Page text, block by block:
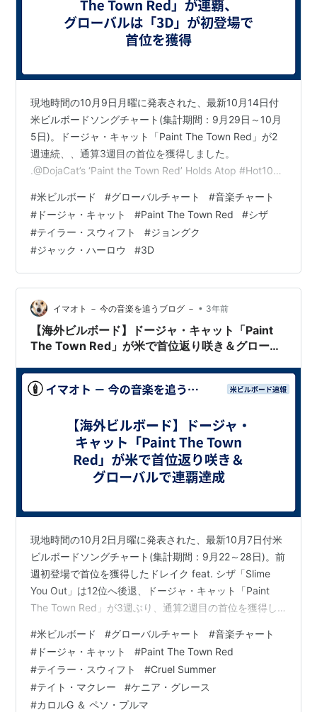
現地時間の10月9日月曜に発表された、最新10月14日付
米ビルボードソングチャート(集計期間：9月29日～10月
5日)。ドージャ・キャット「Paint The Town Red」が2
週連続、、通算3週目の首位を獲得しました。
.@DojaCat’s ‘Paint the Town Red’ Holds Atop #Hot100,
https://t.co/6sFgYyrs4X — billboard (@billboard) 2023
年10月9日
#米ビルボード #グローバルチャート #音楽チャート
# ドージャ・キャット #Paint The Town Red #シザ
#テイラー・スウィフト #ジョングク
#ジャック・ハーロウ #3D
イマオト － 今の音楽を追うブログ － • 3年前
【海外ビルボード】ドージャ・キャット「Paint
The Town Red」が米で首位返り咲き＆グローバ
現地時間の10月2日月曜に発表された、最新10月7日付米
ビルボードソングチャート(集計期間：9月22～28日)。前
週初登場で首位を獲得したドレイク feat. シザ「Slime
You Out」は12位へ後退、ドージャ・キャット「Paint
The Town Red」が3週ぶり、通算2週目の首位を獲得し
#Hot100 for Second Week, @taylorswift13’s ‘Cruel
Summer’ Rules Radio https://t.co/I5QTPz4Dy7 —
billboard …
#米ビルボード #グローバルチャート #音楽チャート
# ドージャ・キャット #Paint The Town Red
#テイラー・スウィフト #Cruel Summer
#テイト・マクレー #ケニア・グレース
#カロルG ＆ ペソ・プルマ